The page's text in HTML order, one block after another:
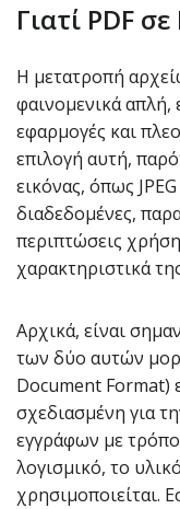
Γιατί PDF
Η μετατροπή
φαινομενικά απλή,
εφαρμογές και
επιλογή αυτή,
εικόνας, όπως
διαδεδομένες,
περιπτώσεις
χαρακτηριστικά
Αρχικά, είναι
των δύο αυτών
Document Format)
σχεδιασμένη για
εγγράφων με
λογισμικό, το
χρησιμοποιείται.